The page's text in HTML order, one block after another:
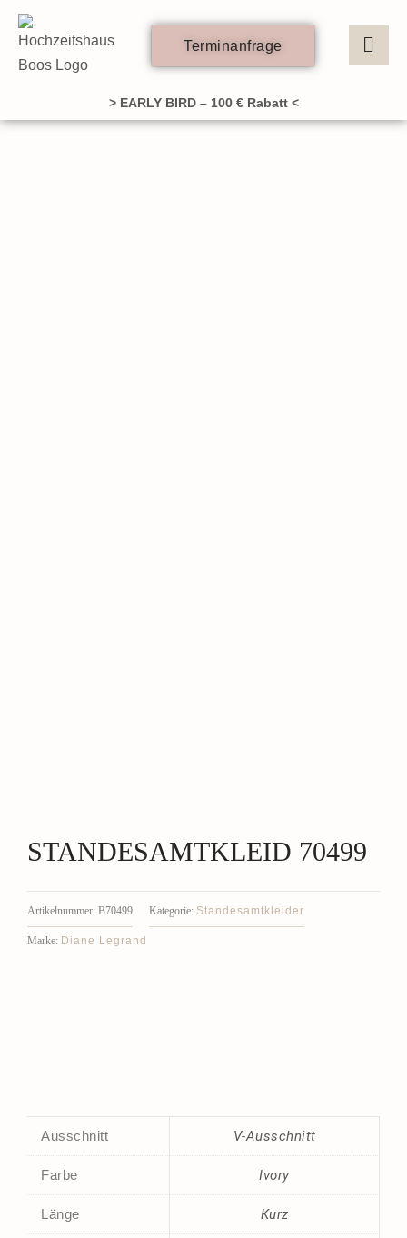
Zum
Inhalt
springen
Terminanfrage
> EARLY BIRD – 100 € Rabatt <
STANDESAMTKLEID 70499
Artikelnummer: B70499 Kategorie: Standesamtkleider
Marke: Diane Legrand
Ausschnitt V-Ausschnitt
Farbe Ivory
Länge Kurz